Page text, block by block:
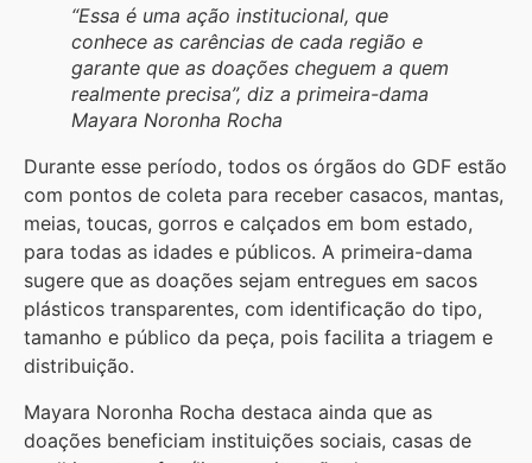
“Essa é uma ação institucional, que
conhece as carências de cada região e
garante que as doações cheguem a quem
realmente precisa”, diz a primeira-dama
Mayara Noronha Rocha
Durante esse período, todos os órgãos do GDF estão
com pontos de coleta para receber casacos, mantas,
meias, toucas, gorros e calçados em bom estado,
para todas as idades e públicos. A primeira-dama
sugere que as doações sejam entregues em sacos
plásticos transparentes, com identificação do tipo,
tamanho e público da peça, pois facilita a triagem e
distribuição.
Mayara Noronha Rocha destaca ainda que as
doações beneficiam instituições sociais, casas de